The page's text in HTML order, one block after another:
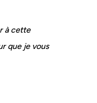
à cette
que je vous